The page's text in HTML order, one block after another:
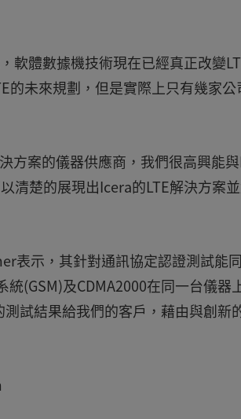
軟體數據機技術現在已經真正改變
的未來規劃，但是實際上只有幾家
方案的儀器供應商，我們很高興能
清楚的展現出Icera的LTE解決方案
表示，其針對通訊協定認證測試能
(GSM)及CDMA2000在同一台儀器
試結果給我們的客戶，藉由與創新